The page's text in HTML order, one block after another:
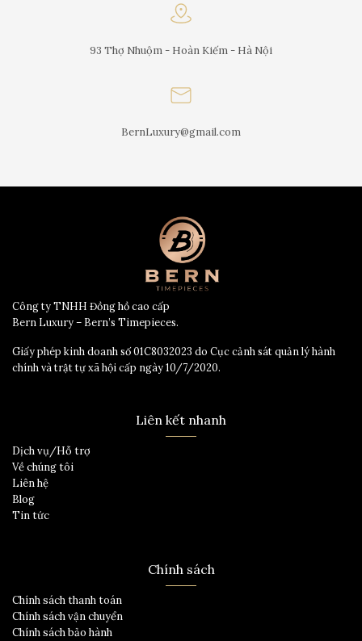
93 Thợ Nhuộm - Hoàn Kiếm - Hà Nội
BernLuxury@gmail.com
Công ty TNHH Đồng hồ cao cấp
Bern Luxury – Bern’s Timepieces.
Giấy phép kinh doanh số 01C8032023 do Cục cảnh sát quản lý hành
chính và trật tự xã hội cấp ngày 10/7/2020.
Liên kết nhanh
Dịch vụ/Hỗ trợ
Về chúng tôi
Liên hệ
Blog
Tin tức
Chính sách
Chính sách thanh toán
Chính sách vận chuyển
Chính sách bảo hành